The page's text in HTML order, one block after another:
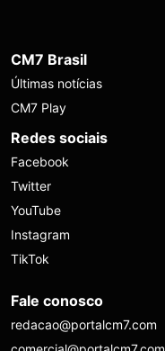
CM7 Brasil
Últimas notícias
CM7 Play
Redes sociais
Facebook
Twitter
YouTube
Instagram
TikTok
Fale conosco
redacao@portalcm7.com